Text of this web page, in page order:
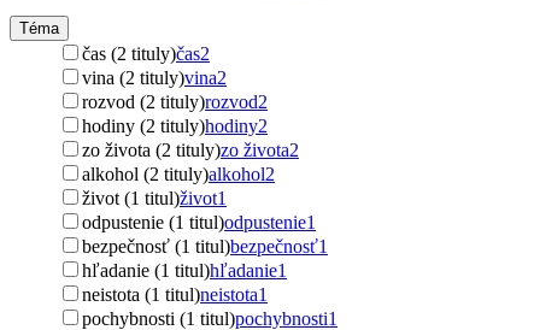
Téma
čas (2 tituly)čas2
vina (2 tituly)vina2
rozvod (2 tituly)rozvod2
hodiny (2 tituly)hodiny2
zo života (2 tituly)zo života2
alkohol (2 tituly)alkohol2
život (1 titul)život1
odpustenie (1 titul)odpustenie1
bezpečnosť (1 titul)bezpečnosť1
hľadanie (1 titul)hľadanie1
neistota (1 titul)neistota1
pochybnosti (1 titul)pochybnosti1